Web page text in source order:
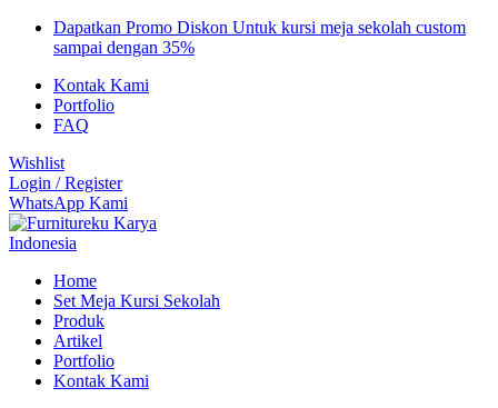
Dapatkan Promo Diskon Untuk kursi meja sekolah custom
sampai dengan 35%
Kontak Kami
Portfolio
FAQ
Wishlist
Login / Register
WhatsApp Kami
Home
Set Meja Kursi Sekolah
Produk
Artikel
Portfolio
Kontak Kami